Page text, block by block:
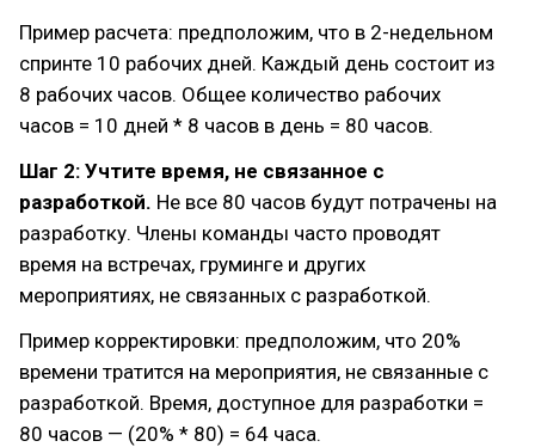
Пример расчета: предположим, что в 2-недельном
спринте 10 рабочих дней. Каждый день состоит из
8 рабочих часов. Общее количество рабочих
часов = 10 дней * 8 часов в день = 80 часов.
Шаг 2: Учтите время, не связанное с
разработкой. Не все 80 часов будут потрачены на
разработку. Члены команды часто проводят
время на встречах, груминге и других
мероприятиях, не связанных с разработкой.
Пример корректировки: предположим, что 20%
времени тратится на мероприятия, не связанные с
разработкой. Время, доступное для разработки =
80 часов — (20% * 80) = 64 часа.